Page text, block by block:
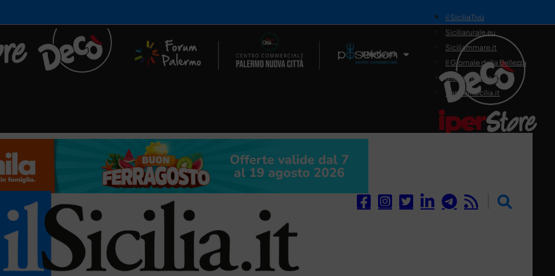
Il Network
il SiciliaTivù
Siciliarurale.eu
Siciliammare.it
Il Giornale della Bellezza
Siciliamedica.it
Sanitainsicilia.it